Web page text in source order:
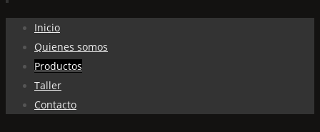
contenido
Inicio
Quienes somos
Productos
Taller
Contacto